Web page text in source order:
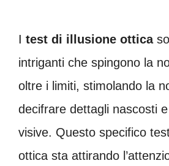
I test di illusione ottica
intriganti che spingono la
oltre i limiti, stimolando la
decifrare dettagli nascosti
visive. Questo specifico
ottica sta attirando